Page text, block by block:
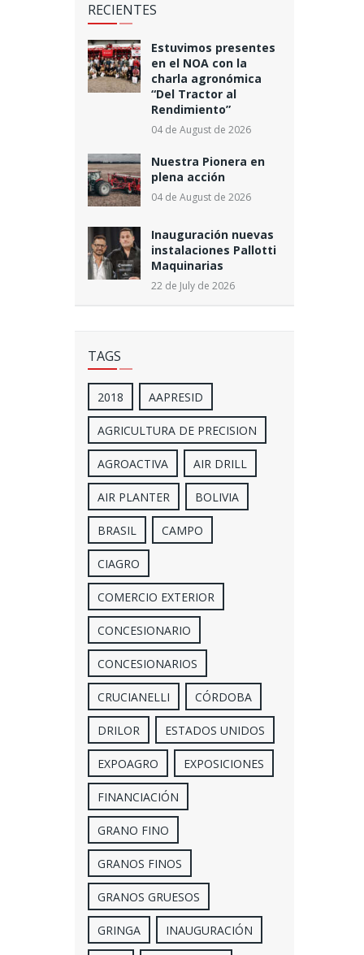
RECIENTES
Estuvimos presentes
en el NOA con la
charla agronómica
“Del Tractor al
Rendimiento”
04 de August de 2026
Nuestra Pionera en
plena acción
04 de August de 2026
Inauguración nuevas
instalaciones Pallotti
Maquinarias
22 de July de 2026
TAGS
2018 AAPRESID
AGRICULTURA DE PRECISION
AGROACTIVA AIR DRILL
AIR PLANTER BOLIVIA
BRASIL CAMPO
CIAGRO
COMERCIO EXTERIOR
CONCESIONARIO
CONCESIONARIOS
CRUCIANELLI CÓRDOBA
DRILOR ESTADOS UNIDOS
EXPOAGRO EXPOSICIONES
FINANCIACIÓN
GRANO FINO
GRANOS FINOS
GRANOS GRUESOS
GRINGA INAUGURACIÓN